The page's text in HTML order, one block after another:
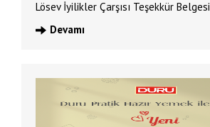
Lösev İyilikler Çarşısı Teşekkür Belgesi
Devamı